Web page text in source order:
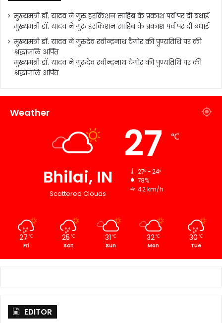
मुख्यमंत्री डॉ. यादव ने गुरु हरकिशन साहिब के प्रकाश पर्व पर दी बधाई
मुख्यमंत्री डॉ. यादव ने गुरु हरकिशन साहिब के प्रकाश पर्व पर दी बधाई
मुख्यमंत्री डॉ. यादव ने गुरुदेव रवीन्द्रनाथ टैगोर की पुण्यतिथि पर की
श्रद्धांजलि अर्पित
मुख्यमंत्री डॉ. यादव ने गुरुदेव रवीन्द्रनाथ टैगोर की पुण्यतिथि पर की
श्रद्धांजलि अर्पित
Weather
Bhilai, IN
Scattered Clouds
27 ℃
27º - 24º
78%
4.2 km/h
27 ℃
Fri
25 ℃
Sat
31 ℃
Sun
32℃
Mon
30 ℃
Tue
EDITOR